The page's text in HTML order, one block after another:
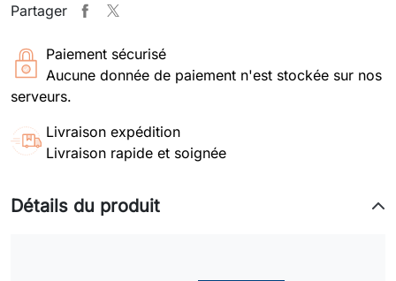
Partager
Paiement sécurisé
Aucune donnée de paiement n'est stockée sur nos
serveurs.
Livraison expédition
Livraison rapide et soignée
Détails du produit